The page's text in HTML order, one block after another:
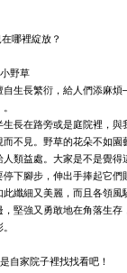
哪裡綻放？
野草
自生長繁衍，給人們添麻
長在路旁或是庭院裡，與
而不見。野草的花朵不如園
人類益處。大家是不是覺得
停下腳步，伸出手捧起它們
此纖細又美麗，而且各領風
，堅強又勇敢地在角落生存
自家院子裡找找看吧！